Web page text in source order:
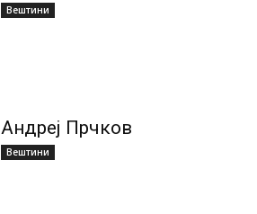
Вештини
Андреј Прчков
Вештини